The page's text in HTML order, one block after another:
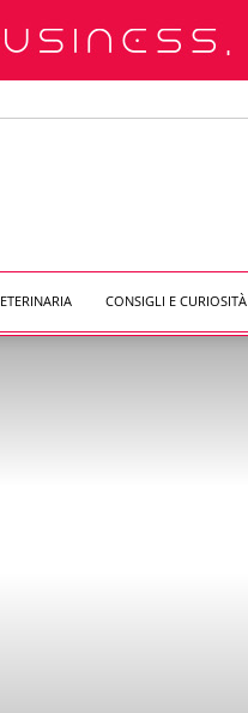
CONSIGLI E CURIOSITÀ